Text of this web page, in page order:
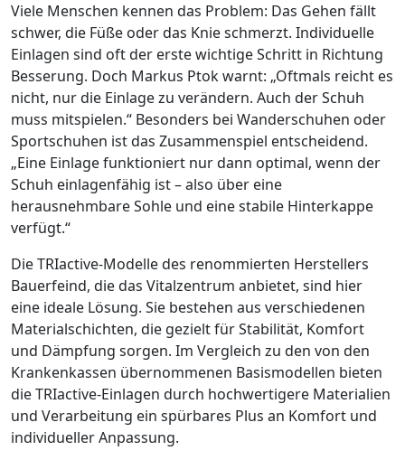
Viele Menschen kennen das Problem: Das Gehen fällt
schwer, die Füße oder das Knie schmerzt. Individuelle
Einlagen sind oft der erste wichtige Schritt in Richtung
Besserung. Doch Markus Ptok warnt: „Oftmals reicht es
nicht, nur die Einlage zu verändern. Auch der Schuh
muss mitspielen.“ Besonders bei Wanderschuhen oder
Sportschuhen ist das Zusammenspiel entscheidend.
„Eine Einlage funktioniert nur dann optimal, wenn der
Schuh einlagenfähig ist – also über eine
herausnehmbare Sohle und eine stabile Hinterkappe
verfügt.“
Die TRIactive-Modelle des renommierten Herstellers
Bauerfeind, die das Vitalzentrum anbietet, sind hier
eine ideale Lösung. Sie bestehen aus verschiedenen
Materialschichten, die gezielt für Stabilität, Komfort
und Dämpfung sorgen. Im Vergleich zu den von den
Krankenkassen übernommenen Basismodellen bieten
die TRIactive-Einlagen durch hochwertigere Materialien
und Verarbeitung ein spürbares Plus an Komfort und
individueller Anpassung.